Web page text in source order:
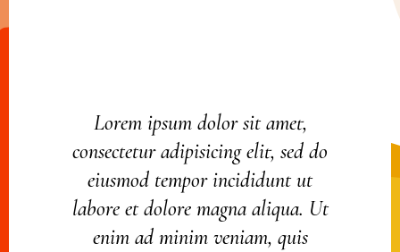
Lorem ipsum dolor sit amet,
consectetur adipisicing elit, sed do
eiusmod tempor incididunt ut
labore et dolore magna aliqua. Ut
enim ad minim veniam, quis